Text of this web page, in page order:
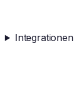
Integrationen